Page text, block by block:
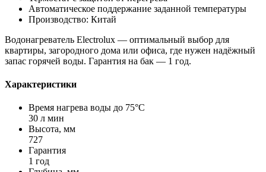
Автоматическое поддержание заданной температуры
Производство: Китай
Водонагреватель Electrolux — оптимальный выбор для
квартиры, загородного дома или офиса, где нужен надёжный
запас горячей воды. Гарантия на бак — 1 год.
Характеристики
Время нагрева воды до 75°С
30 л мин
Высота, мм
727
Гарантия
1 год